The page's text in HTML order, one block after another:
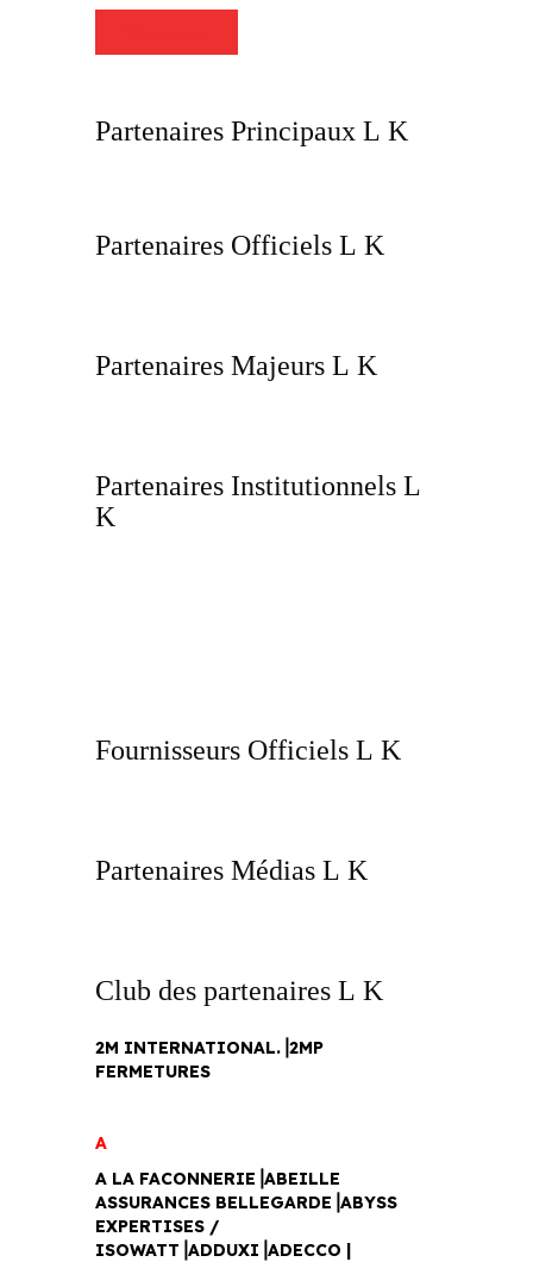
Partenaires Principaux
Partenaires Officiels
Partenaires Majeurs
Partenaires Institutionnels
Fournisseurs Officiels
Partenaires Médias
Club des partenaires
2M INTERNATIONAL.⎥2MP
FERMETURES
A
A LA FACONNERIE⎥ABEILLE
ASSURANCES BELLEGARDE⎥ABYSS
EXPERTISES /
ISOWATT⎥ADDUXI⎥ADECCO |